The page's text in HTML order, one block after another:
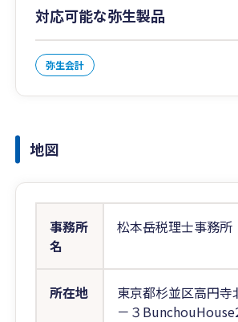
対応可能な弥生製品
弥生会計
地図
事務所
名
松本岳税理士事務所
所在地
東京都杉並区高円寺
－３